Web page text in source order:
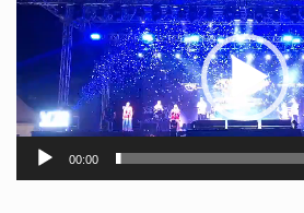
Player
00:00